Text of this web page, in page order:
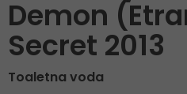
Demon
Secret 2013
Toaletna voda